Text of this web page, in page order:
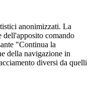
anonimizzati. La
dell'apposito comando
"Continua la
della navigazione in
diversi da quelli